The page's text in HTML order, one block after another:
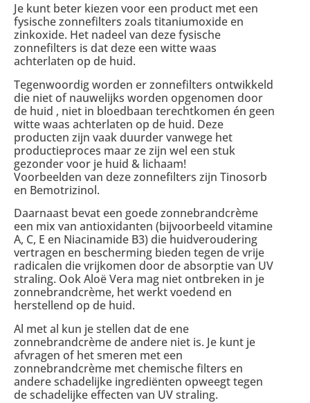
Je kunt beter kiezen voor een product met een
fysische zonnefilters zoals titaniumoxide en
zinkoxide. Het nadeel van deze fysische
zonnefilters is dat deze een witte waas
achterlaten op de huid.
Tegenwoordig worden er zonnefilters ontwikkeld
die niet of nauwelijks worden opgenomen door
de huid , niet in bloedbaan terechtkomen én geen
witte waas achterlaten op de huid. Deze
producten zijn vaak duurder vanwege het
productieproces maar ze zijn wel een stuk
gezonder voor je huid & lichaam!
Voorbeelden van deze zonnefilters zijn Tinosorb
en Bemotrizinol.
Daarnaast bevat een goede zonnebrandcrème
een mix van antioxidanten (bijvoorbeeld vitamine
A, C, E en Niacinamide B3) die huidveroudering
vertragen en bescherming bieden tegen de vrije
radicalen die vrijkomen door de absorptie van UV
straling. Ook Aloë Vera mag niet ontbreken in je
zonnebrandcrème, het werkt voedend en
herstellend op de huid.
Al met al kun je stellen dat de ene
zonnebrandcrème de andere niet is. Je kunt je
afvragen of het smeren met een
zonnebrandcrème met chemische filters en
andere schadelijke ingrediënten opweegt tegen
de schadelijke effecten van UV straling.